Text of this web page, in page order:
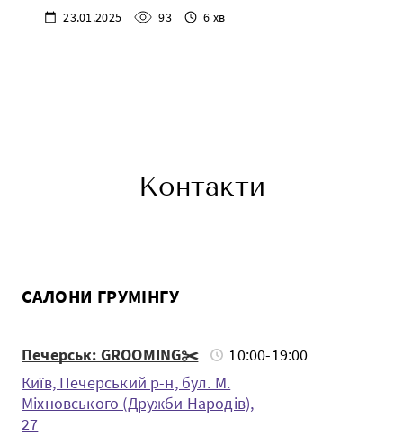
23.01.2025 93 6 хв
Контакти
САЛОНИ ГРУМІНГУ
Печерськ: GROOMING✂️
10:00-19:00
Київ, Печерський р-н, бул. М.
Міхновського (Дружби Народів),
27